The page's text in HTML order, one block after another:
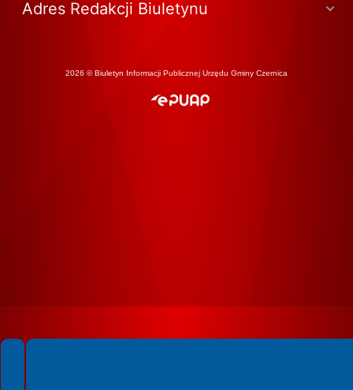
Adres Redakcji Biuletynu
2026 © Biuletyn Informacji Publicznej Urzędu Gminy Czernica
Spełniamy standardy WCAG 2.2
Spełniamy standardy W3C